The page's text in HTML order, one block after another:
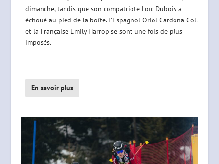
dimanche, tandis que son compatriote Loïc Dubois a
échoué au pied de la boîte. L’Espagnol Oriol Cardona Coll
et la Française Emily Harrop se sont une fois de plus
imposés.
En savoir plus